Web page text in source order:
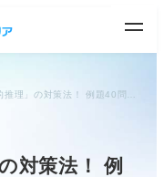
対策法！ 例